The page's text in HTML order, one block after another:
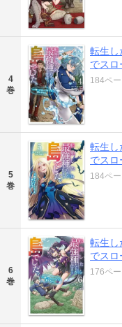
4
巻
転生し
でス
184ペ
5
巻
転生し
でス
184ペ
6
巻
転生し
でス
176ペ